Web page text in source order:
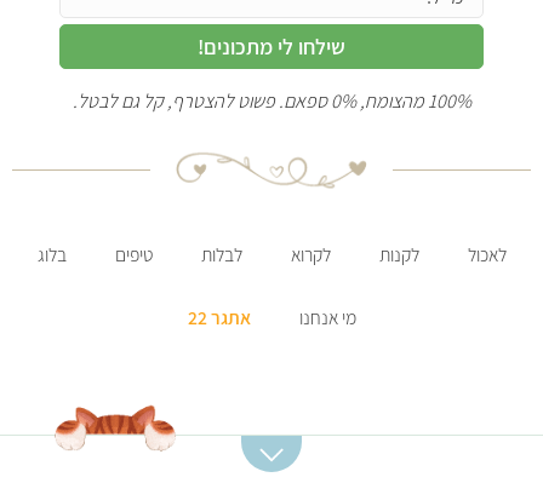
שילחו לי מתכונים!
100% מהצומח, 0% ספאם. פשוט להצטרף, קל גם לבטל.
לאכול לקנות לקרוא לבלות טיפים בלוג
מי אנחנו אתגר 22